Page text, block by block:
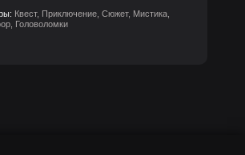
Квест, Приключение, Сюжет, Мистика,
Головоломки